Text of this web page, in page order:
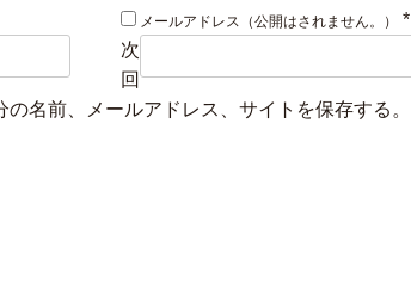
メールアドレス（公開はされません。）
*
次
回
名前、メールアドレス、サイトを保存する。